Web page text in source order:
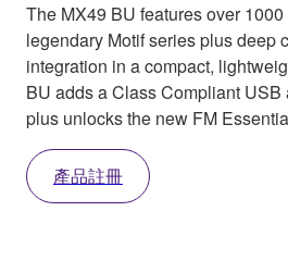
The MX49 BU features over
legendary Motif series plus deep
integration in a compact,
BU adds a Class Compliant
plus unlocks the new FM
產品註冊